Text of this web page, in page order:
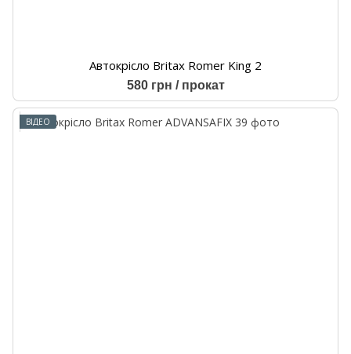
Автокрісло Britax Romer King 2
580 грн / прокат
ВІДЕО